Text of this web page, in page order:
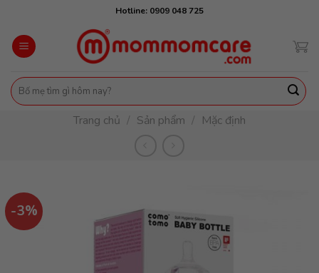
content
Hotline: 0909 048 725
Tìm
kiếm:
Trang chủ / Sản phẩm / Mặc định
-3%